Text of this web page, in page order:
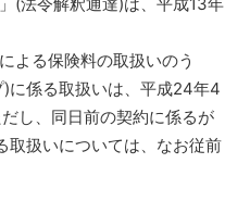
よる保険料の取扱いのう
に係る取扱いは、平成24年4
し、同日前の契約に係るが
取扱いについては、なお従前